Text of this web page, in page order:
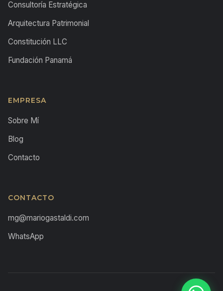
Consultoría Estratégica
Arquitectura Patrimonial
Constitución LLC
Fundación Panamá
EMPRESA
Sobre Mí
Blog
Contacto
CONTACTO
mg@mariogastaldi.com
WhatsApp